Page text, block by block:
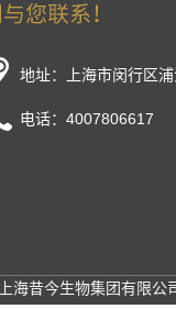
地址：上海市闵行区
电话：4007806617
海昔今生物集团有限公